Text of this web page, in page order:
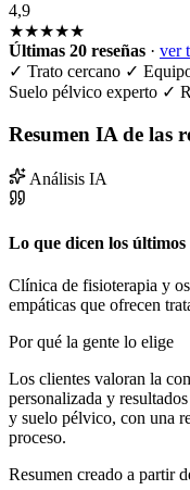
4,9
★★★★★
Últimas 20 reseñas · ver
✓ Trato cercano ✓
Suelo pélvico experto ✓
Resumen IA de las
Análisis IA
Lo que dicen los últimos
Clínica de fisioterapia y
empáticas que ofrecen
Por qué la gente lo elige
Los clientes valoran la
personalizada y
y suelo pélvico, con una
proceso.
Resumen creado a partir